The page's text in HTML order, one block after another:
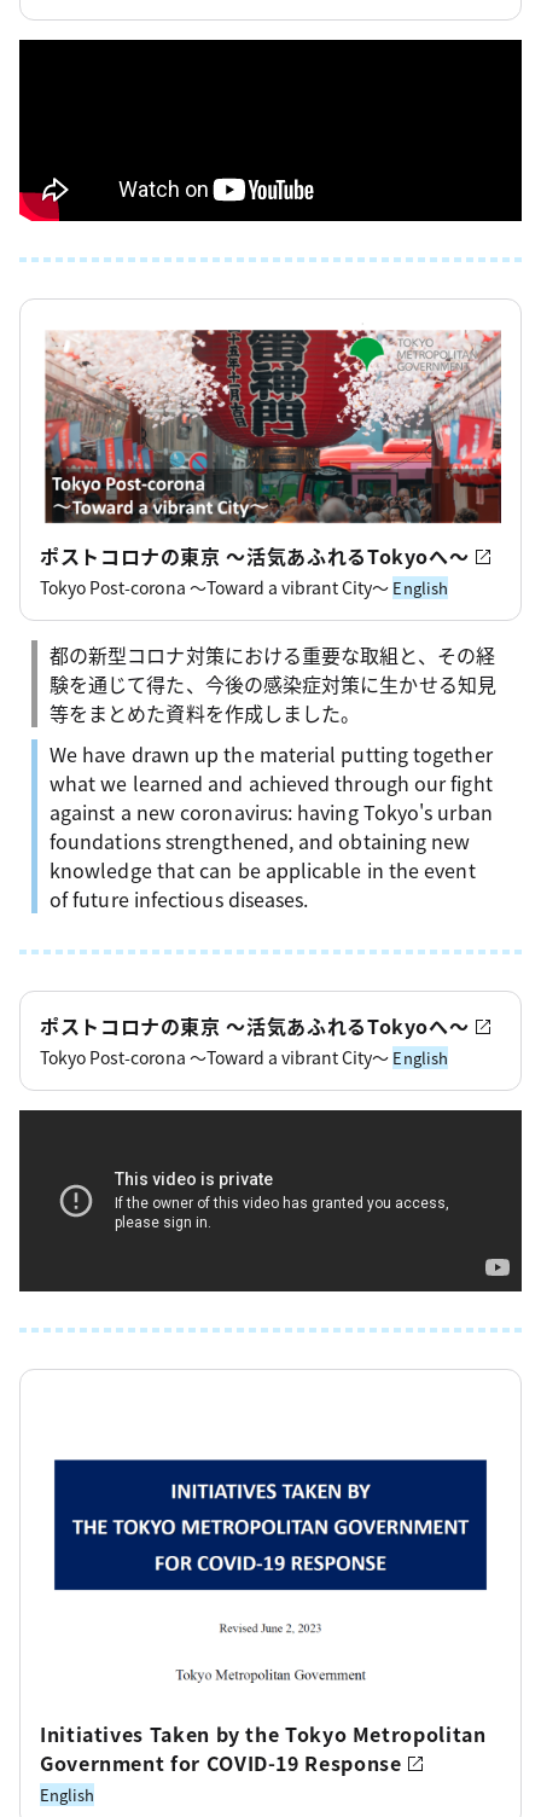
ポストコロナの東京 ～活気あふれるTokyoへ～
Tokyo Post-corona ～Toward a vibrant City～ English
都の新型コロナ対策における重要な取組と、その経
験を通じて得た、今後の感染症対策に生かせる知見
等をまとめた資料を作成しました。
We have drawn up the material putting together
what we learned and achieved through our fight
against a new coronavirus: having Tokyo's urban
foundations strengthened, and obtaining new
knowledge that can be applicable in the event
of future infectious diseases.
ポストコロナの東京 ～活気あふれるTokyoへ～
Tokyo Post-corona ～Toward a vibrant City～ English
Initiatives Taken by the Tokyo Metropolitan
Government for COVID-19 Response
English